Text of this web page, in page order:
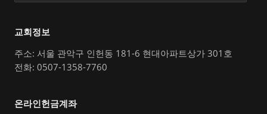
교회정보
주소: 서울 관악구 인헌동 181-6 현대아파트상가 301호
전화: 0507-1358-7760
온라인헌금계좌